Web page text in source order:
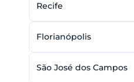
Recife
Florianópolis
São José dos Campos